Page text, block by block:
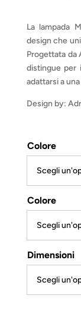
La lampada
design che
Progettata da
distingue per
adattarsi a
Design by:
Colore
Colore
Dimensioni